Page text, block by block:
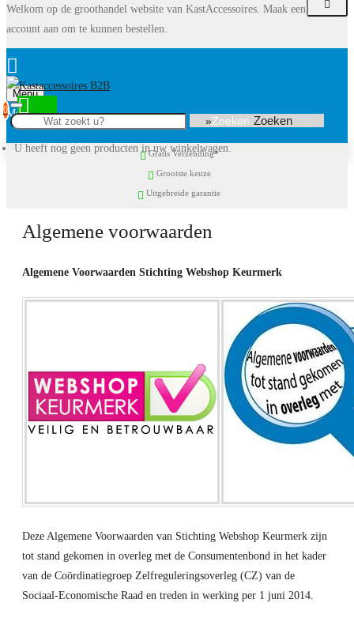
Welkom op de groothandel website van KastAccessoires. Maak een
account aan om te kunnen bestellen.
Menu
0
U heeft nog geen producten in uw winkelwagen.
Zoeken
Gratis Verzending*
Grootste keuze
Uitgebreide garantie
Algemene voorwaarden
Algemene Voorwaarden Stichting Webshop Keurmerk
Deze Algemene Voorwaarden van Stichting Webshop Keurmerk zijn
tot stand gekomen in overleg met de Consumentenbond in het kader
van de Coördinatiegroep Zelfreguleringsoverleg (CZ) van de
Sociaal-Economische Raad en treden in werking per 1 juni 2014.